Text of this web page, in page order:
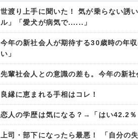
世渡り上手に聞いた！ 気が乗らない誘
ル」「愛犬が病気で......」
今年の新社会人が期待する30歳時の年
い」
先輩社会人との意識の差も。今年の新社
良縁に恵まれる手相はコレ！
恋人の学歴は気になる？→「はい42.2％
上司・部下になったら最悪！ 「自分の